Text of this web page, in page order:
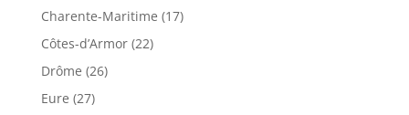
Charente-Maritime (17)
Côtes-d’Armor (22)
Drôme (26)
Eure (27)